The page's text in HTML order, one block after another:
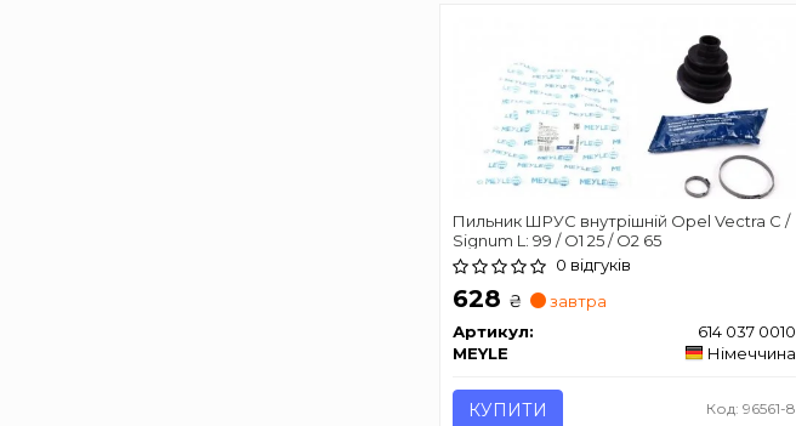
Пильник ШРУС внутрішній Opel Vectra C /
Signum L: 99 / O1 25 / O2 65
0 відгуків
628 ₴
завтра
Артикул:
614 037 0010
MEYLE
Німеччина
КУПИТИ Код: 96561-8